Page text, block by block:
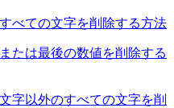
べての文字を削除する方法
たは最後の数値を削除する
字以外のすべての文字を削